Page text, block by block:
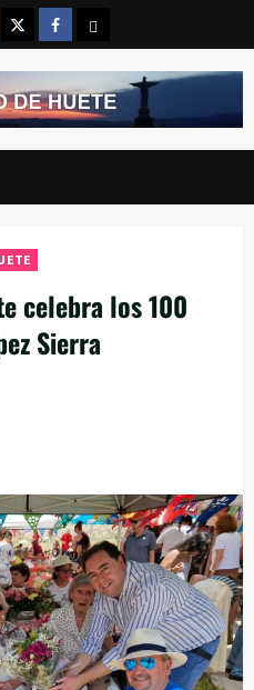
TwitterFacebook
Email
celebra los 100
Sierra